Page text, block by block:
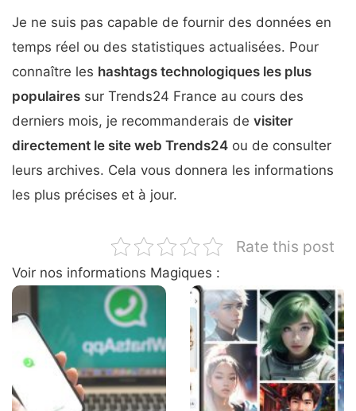
Je ne suis pas capable de fournir des données en
temps réel ou des statistiques actualisées. Pour
connaître les hashtags technologiques les plus
populaires sur Trends24 France au cours des
derniers mois, je recommanderais de visiter
directement le site web Trends24 ou de consulter
leurs archives. Cela vous donnera les informations
les plus précises et à jour.
Rate this post
Voir nos informations Magiques :